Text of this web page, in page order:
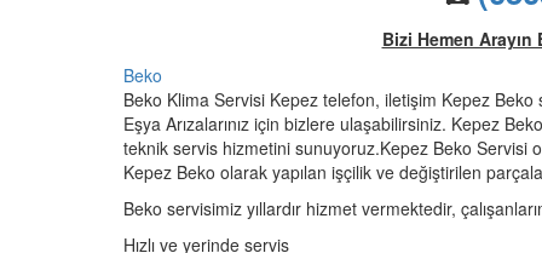
Bizi Hemen Arayın
Beko
Beko Klima Servisi Kepez telefon, iletişim Kepez
Eşya Arızalarınız için bizlere ulaşabilirsiniz. Kepez
teknik servis hizmetini sunuyoruz.Kepez Beko Servisi
Kepez Beko olarak yapılan işçilik ve değiştirilen
Beko servisimiz yıllardır hizmet vermektedir,
Hızlı ve yerinde servis